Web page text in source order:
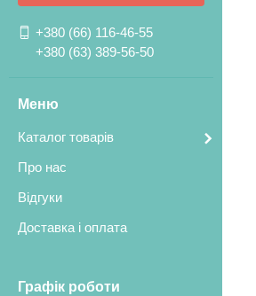
+380 (66) 116-46-55
+380 (63) 389-56-50
Каталог товарів
Про нас
Відгуки
Доставка і оплата
Графік роботи